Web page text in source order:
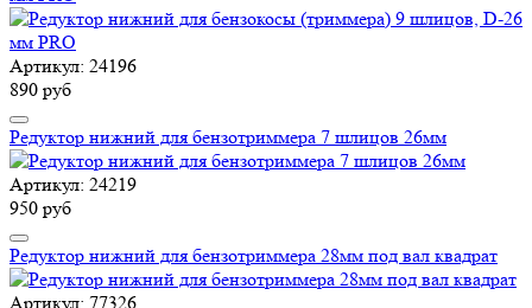
Артикул: 24196
890 руб
Редуктор нижний для бензотриммера 7 шлицов 26мм
Артикул: 24219
950 руб
Редуктор нижний для бензотриммера 28мм под вал квадрат
Артикул: 77326